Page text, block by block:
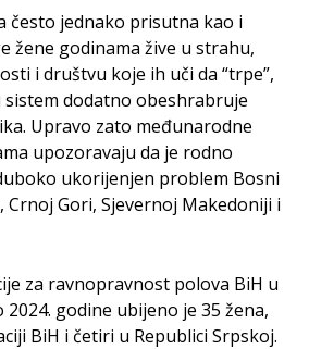
često jednako prisutna kao i
žene godinama žive u strahu,
i društvu koje ih uči da “trpe”,
dodatno obeshrabruje
Upravo zato međunarodne
upozoravaju da je rodno
ukorijenjen problem Bosni
Crnoj Gori, Sjevernoj Makedoniji i
za ravnopravnost polova BiH u
2024. godine ubijeno je 35 žena,
BiH i četiri u Republici Srpskoj.